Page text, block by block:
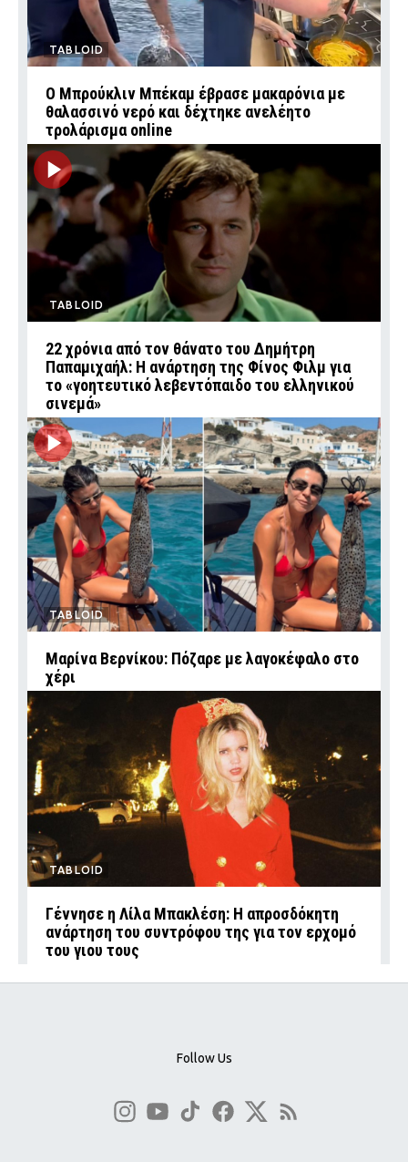
TABLOID
Ο Μπρούκλιν Μπέκαμ έβρασε μακαρόνια με
θαλασσινό νερό και δέχτηκε ανελέητο
τρολάρισμα online
TABLOID
22 χρόνια από τον θάνατο του Δημήτρη
Παπαμιχαήλ: Η ανάρτηση της Φίνος Φιλμ για
το «γοητευτικό λεβεντόπαιδο του ελληνικού
σινεμά»
TABLOID
Μαρίνα Βερνίκου: Πόζαρε με λαγοκέφαλο στο
χέρι
TABLOID
Γέννησε η Λίλα Μπακλέση: Η απροσδόκητη
ανάρτηση του συντρόφου της για τον ερχομό
του γιου τους
Follow Us